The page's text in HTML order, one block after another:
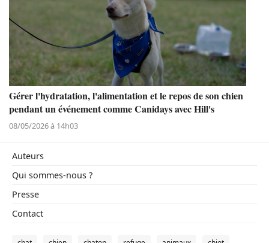
Gérer l'hydratation, l'alimentation et le repos de son chien
pendant un événement comme Canidays avec Hill's
08/05/2026 à 14h03
Auteurs
Qui sommes-nous ?
Presse
Contact